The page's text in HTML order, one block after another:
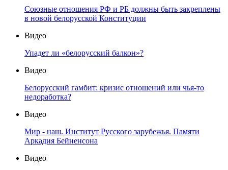
Союзные отношения РФ и РБ должны быть закреплены
в новой белорусской Конституции
Видео
Упадет ли «белорусский балкон»?
Видео
Белорусский гамбит: кризис отношений или чья-то
недоработка?
Видео
Мир - наш. Институт Русского зарубежья. Памяти
Аркадия Бейненсона
Видео